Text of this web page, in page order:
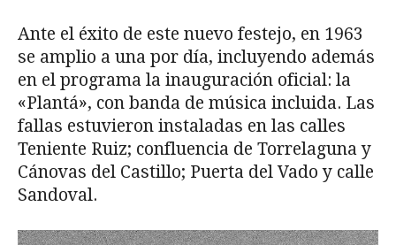
Ante el éxito de este nuevo festejo, en 1963
se amplio a una por día, incluyendo además
en el programa la inauguración oficial: la
«Plantá», con ban­da de música incluida. Las
fallas estuvie­ron instaladas en las calles
Teniente Ruiz; confluencia de Torrelaguna y
Cánovas del Castillo; Puerta del Vado y calle
Sandoval.